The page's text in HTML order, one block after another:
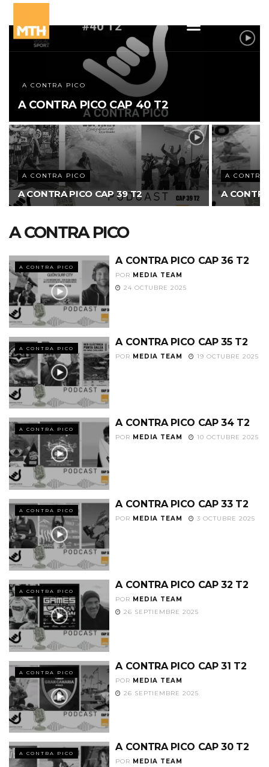
A CONTRA PICO
A CONTRA PICO CAP 40 T2
A CONTRA PICO
A CONTRA PICO CAP 39 T2
A CONTRA
A
A CONTRA PICO
A CONTRA PICO
A CONTRA PICO CAP 36 T2
POR MEDIA TEAM
24 OCTUBRE 2025
A CONTRA PICO
A CONTRA PICO CAP 35 T2
POR MEDIA TEAM 19 OCTUBRE 2025
A CONTRA PICO
A CONTRA PICO CAP 34 T2
POR MEDIA TEAM 10 OCTUBRE 2025
A CONTRA PICO
A CONTRA PICO CAP 33 T2
POR MEDIA TEAM 3 OCTUBRE 2025
A CONTRA PICO
A CONTRA PICO CAP 32 T2
POR MEDIA TEAM
26 SEPTIEMBRE 2025
A CONTRA PICO
A CONTRA PICO CAP 31 T2
POR MEDIA TEAM
26 SEPTIEMBRE 2025
A CONTRA PICO
A CONTRA PICO CAP 30 T2
POR MEDIA TEAM